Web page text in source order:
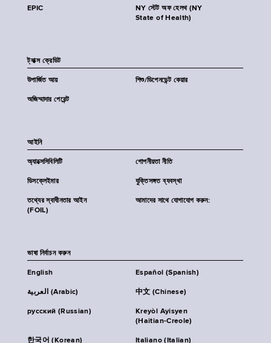
EPIC
NY স্টেট অফ হেলথ (NY
State of Health)
ট্যাক্স ক্রেডিট
উপার্জিত আয় শিশু/ডিপেনডেন্ট কেয়ার
অজিম্মাদার পেরেন্ট
আইনি
অ্যাক্সেসিবিলিটি গোপনীয়তা নীতি
ডিসক্লেইমার যুক্তিসঙ্গত ব্যবস্থা
তথ্যের স্বাধীনতার আইন
(FOIL)
আমাদের সাথে যোগাযোগ করুন:
ভাষা নির্বাচন করুন
English Español (Spanish)
العربية (Arabic) 中文 (Chinese)
русский (Russian)
Kreyòl Ayisyen
(Haitian-Creole)
한국어 (Korean) Italiano (Italian)